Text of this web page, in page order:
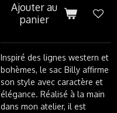
Ajouter au
panier
Inspiré des lignes western et
bohèmes, le sac Billy affirme
son style avec caractère et
élégance. Réalisé à la main
dans mon atelier, il est